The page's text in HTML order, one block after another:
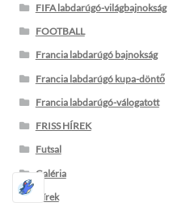
FIFA labdarúgó-világbajnokság
FOOTBALL
Francia labdarúgó bajnokság
Francia labdarúgó kupa-döntő
Francia labdarúgó-válogatott
FRISS HÍREK
Futsal
Galéria
Hírek